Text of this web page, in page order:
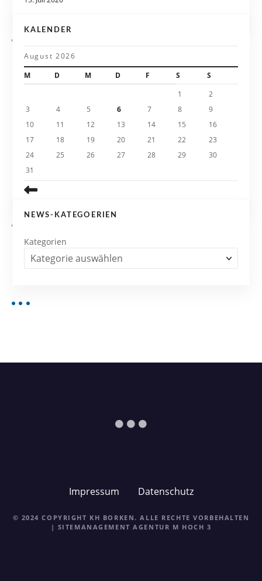
a
KALENDER
August 2026
M
D M D F S
S
1
2
3
4 5 6 7 8
9
10
11 12 13 14 15
16
17
18 19 20 21 22
23
24
25 26 27 28 29
30
31
NEWS-KATEGOERIEN
Kategorien
Impressum Datenschutz
© 2024 COPYRIGHT KH BORKEN. ALLE RECHTE VORBEHALTEN
| SITEMANAGEMENTAGENTUR M HOCH 3